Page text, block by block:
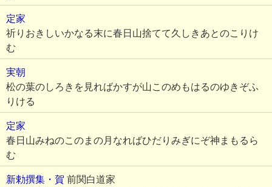
定家
祈りおきしいかなる末に春日山捨てて久しきあとのこりけ
む
実朝
松の葉のしろきを見ればかすが山このめもはるのゆきぞふ
りける
定家
春日山みねのこのまの月なればひだりみぎにぞ神まもるら
む
新勅撰集・賀 前関白道家